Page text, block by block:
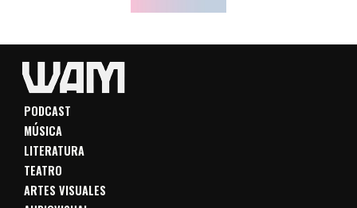
PODCAST
MÚSICA
LITERATURA
TEATRO
ARTES VISUALES